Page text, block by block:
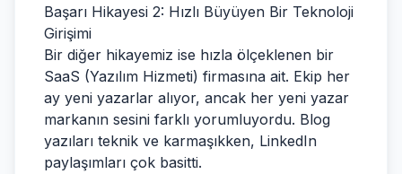
Başarı Hikayesi 2: Hızlı Büyüyen Bir Teknoloji
Girişimi
Bir diğer hikayemiz ise hızla ölçeklenen bir
SaaS (Yazılım Hizmeti) firmasına ait. Ekip her
ay yeni yazarlar alıyor, ancak her yeni yazar
markanın sesini farklı yorumluyordu. Blog
yazıları teknik ve karmaşıkken, LinkedIn
paylaşımları çok basitti.